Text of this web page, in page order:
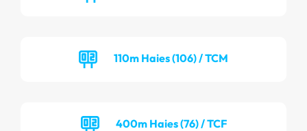
110m Haies (106) / TCM
400m Haies (76) / TCF